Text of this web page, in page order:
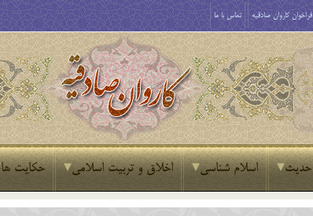
فراخوان کاروان صادقیه تماس با ما
حدیث اسلام شناسی اخلاق و تربیت اسلامی حکایت ها